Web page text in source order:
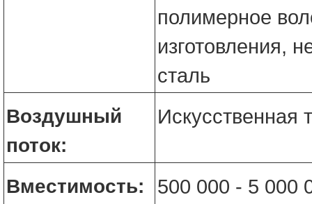
полимерное
изготовления,
сталь
Воздушный
поток:
Искусственная
Вместимость:
500 000 - 5 000